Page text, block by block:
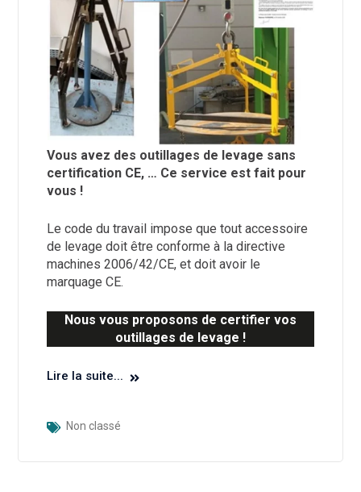
Vous avez des outillages de levage sans
certification CE, … Ce service est fait pour
vous !
Le code du travail impose que tout accessoire
de levage doit être conforme à la directive
machines 2006/42/CE, et doit avoir le
marquage CE.
Nous vous proposons de certifier vos
outillages de levage !
Lire la suite...
Non classé